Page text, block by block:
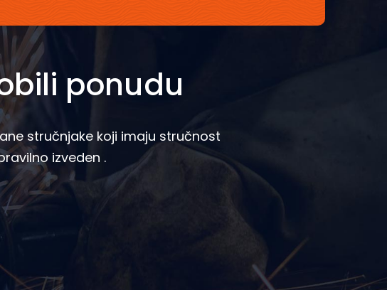
ponudu
stručnjake koji imaju stručnost
izveden .